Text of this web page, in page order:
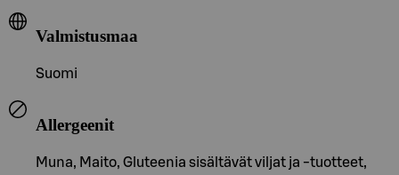
Valmistusmaa
Suomi
Allergeenit
Muna, Maito, Gluteenia sisältävät viljat ja -tuotteet,